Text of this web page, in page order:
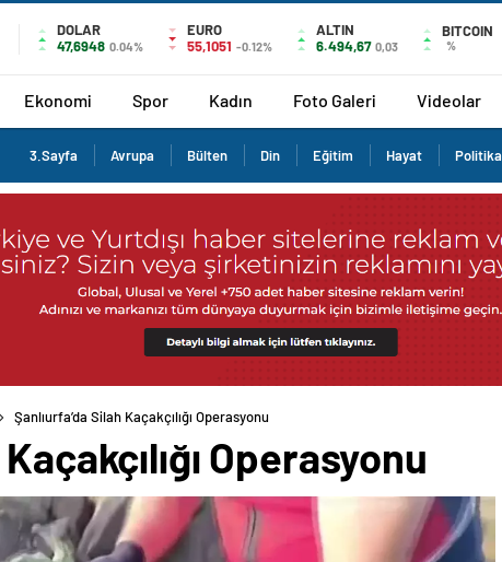
DOLAR
47,6948 0.04%
EURO
55,1051 -0.12%
ALTIN
6.494,67 0,03
BITCOIN
%
Ekonomi Spor Kadın Foto Galeri Videolar
3.Sayfa Avrupa Bülten Din Eğitim Hayat Politika
Şanlıurfa’da Silah Kaçakçılığı Operasyonu
Operasyonu